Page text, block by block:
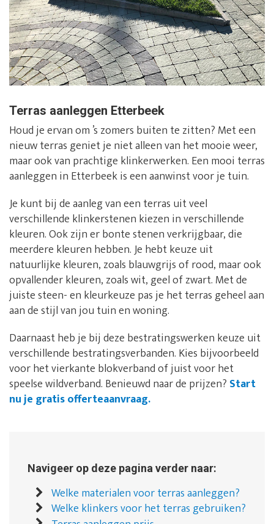
Terras aanleggen Etterbeek
Houd je ervan om ’s zomers buiten te zitten? Met een
nieuw terras geniet je niet alleen van het mooie weer,
maar ook van prachtige klinkerwerken. Een mooi terras
aanleggen in Etterbeek is een aanwinst voor je tuin.
Je kunt bij de aanleg van een terras uit veel
verschillende klinkerstenen kiezen in verschillende
kleuren. Ook zijn er bonte stenen verkrijgbaar, die
meerdere kleuren hebben. Je hebt keuze uit
natuurlijke kleuren, zoals blauwgrijs of rood, maar ook
opvallender kleuren, zoals wit, geel of zwart. Met de
juiste steen- en kleurkeuze pas je het terras geheel aan
aan de stijl van jou tuin en woning.
Daarnaast heb je bij deze bestratingswerken keuze uit
verschillende bestratingsverbanden. Kies bijvoorbeeld
voor het vierkante blokverband of juist voor het
speelse wildverband. Benieuwd naar de prijzen? Start
nu je gratis offerteaanvraag.
Navigeer op deze pagina verder naar:
Welke materialen voor terras aanleggen?
Welke klinkers voor het terras gebruiken?